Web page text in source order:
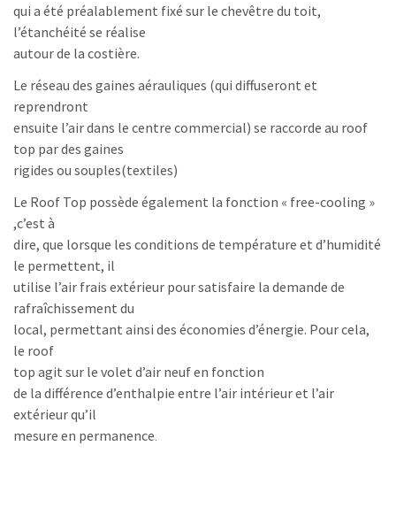
qui a été préalablement fixé sur le chevêtre du toit,
l’étanchéité se réalise
autour de la costière.
Le réseau des gaines aérauliques (qui diffuseront et
reprendront
ensuite l’air dans le centre commercial) se raccorde au roof
top par des gaines
rigides ou souples(textiles)
Le Roof Top possède également la fonction « free-cooling »
,c’est à
dire, que lorsque les conditions de température et d’humidité
le permettent, il
utilise l’air frais extérieur pour satisfaire la demande de
rafraîchissement du
local, permettant ainsi des économies d’énergie. Pour cela,
le roof
top agit sur le volet d’air neuf en fonction
de la différence d’enthalpie entre l’air intérieur et l’air
extérieur qu’il
mesure en permanence